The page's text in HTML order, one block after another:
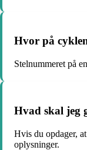
Hvor på
Stelnummeret på
Hvad skal jeg
Hvis du opdager,
oplysninger.